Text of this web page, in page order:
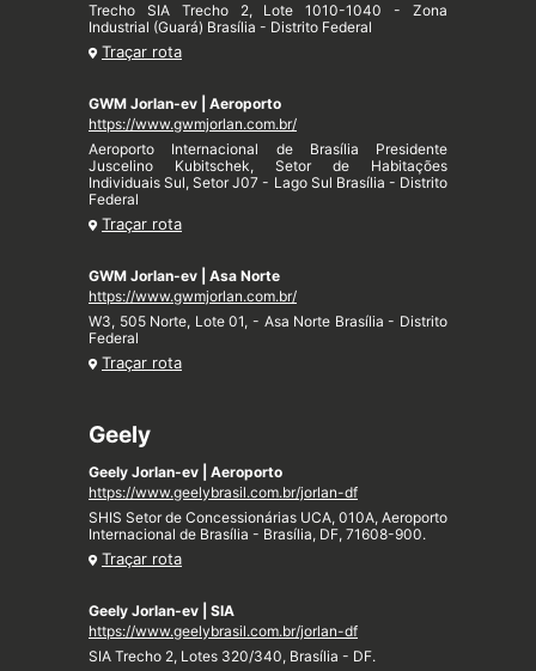
Trecho SIA Trecho 2, Lote 1010-1040 - Zona
Industrial (Guará) Brasília - Distrito Federal
Traçar rota
GWM Jorlan-ev | Aeroporto
https://www.gwmjorlan.com.br/
Aeroporto Internacional de Brasília Presidente
Juscelino Kubitschek, Setor de Habitações
Individuais Sul, Setor J07 - Lago Sul Brasília - Distrito
Federal
Traçar rota
GWM Jorlan-ev | Asa Norte
https://www.gwmjorlan.com.br/
W3, 505 Norte, Lote 01, - Asa Norte Brasília - Distrito
Federal
Traçar rota
Geely
Geely Jorlan-ev | Aeroporto
https://www.geelybrasil.com.br/jorlan-df
SHIS Setor de Concessionárias UCA, 010A, Aeroporto
Internacional de Brasília - Brasília, DF, 71608-900.
Traçar rota
Geely Jorlan-ev | SIA
https://www.geelybrasil.com.br/jorlan-df
SIA Trecho 2, Lotes 320/340, Brasília - DF.